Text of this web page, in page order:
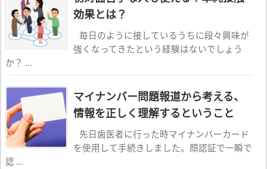
効果とは？
毎日のように接しているうちに段々興味が
強くなってきたという経験はないでしょう
か？ ...
マイナンバー問題報道から考える、
情報を正しく理解するということ
先日歯医者に行った時マイナンバーカード
を使用して手続きしました。顔認証で一瞬で
認 ...